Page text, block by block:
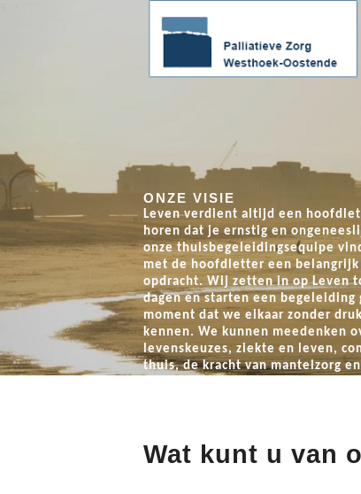
ONZE VISIE
Levenverdient altijd een
horen dat je ernstig en
onze thuisbegeleidingsequipe
met de hoofdletter een belangrijk
opdracht. Wij zetten in op Leven
dagen en starten een begeleiding
moment dat we elkaar zonder
kennen. We kunnen meedenken
levenskeuzes, ziekte en leven,
thuis, de kracht van mantelzorg
Hoop in beweging - 10/10/2026
mee, loop mee, herinner mee !
ten voordele van Palliatieve
Zorg Westhoek-Oostende
Loop-en
Wat kunt u van